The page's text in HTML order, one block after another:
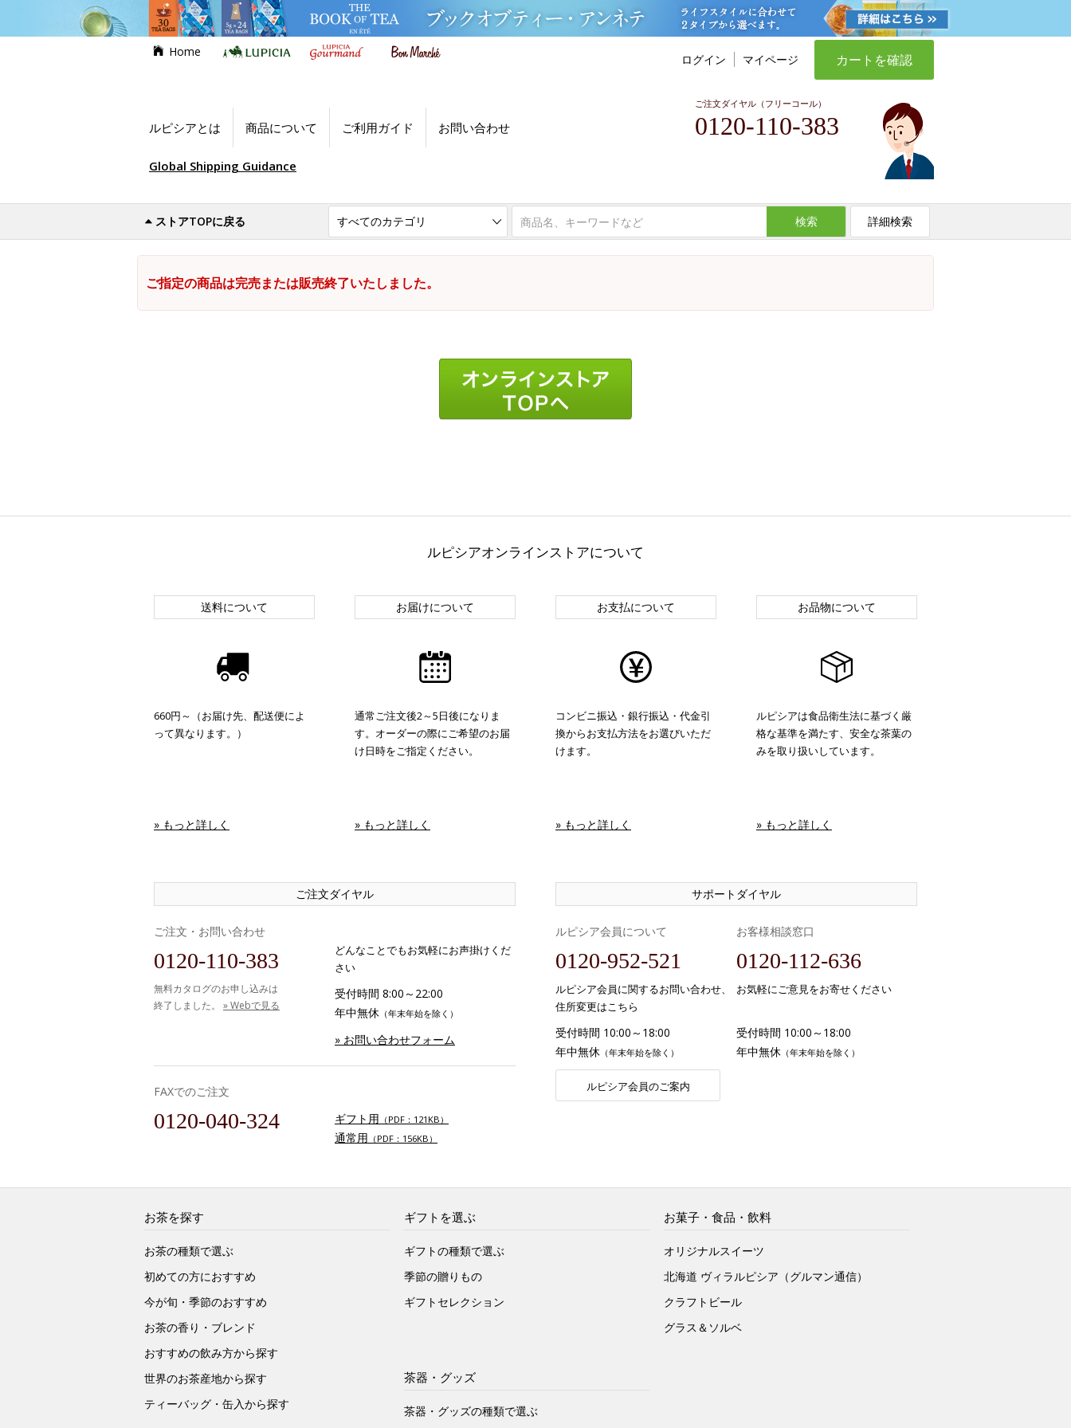
Home
ログイン マイページ カートを確認
ルピシアとは 商品について ご利用ガイド お問い合わせ
ご注文ダイヤル（フリーコール）
0120-110-383
Global Shipping Guidance
ストアTOPに戻る 検索 詳細検索
ご指定の商品は完売または販売終了いたしました。
ルピシアオンラインストアについて
送料について
660円～（お届け先、配送便によ
って異なります。）
» もっと詳しく
お届けについて
通常ご注文後2～5日後になりま
す。オーダーの際にご希望のお届
け日時をご指定ください。
» もっと詳しく
お支払について
コンビニ振込・銀行振込・代金引
換からお支払方法をお選びいただ
けます。
» もっと詳しく
お品物について
ルピシアは食品衛生法に基づく厳
格な基準を満たす、安全な茶葉の
みを取り扱いしています。
» もっと詳しく
ご注文ダイヤル
ご注文・お問い合わせ
0120-110-383
無料カタログのお申し込みは
終了しました。 » Webで見る
どんなことでもお気軽にお声掛けくだ
さい
受付時間 8:00～22:00
年中無休 （年末年始を除く）
» お問い合わせフォーム
FAXでのご注文
0120-040-324 ギフト用 （PDF：121KB）
通常用 （PDF：156KB）
サポートダイヤル
ルピシア会員について
0120-952-521
ルピシア会員に関するお問い合わせ、
住所変更はこちら
受付時間 10:00～18:00
年中無休 （年末年始を除く）
ルピシア会員のご案内
お客様相談窓口
0120-112-636
お気軽にご意見をお寄せください
受付時間 10:00～18:00
年中無休 （年末年始を除く）
お茶を探す
お茶の種類で選ぶ
初めての方におすすめ
今が旬・季節のおすすめ
お茶の香り・ブレンド
おすすめの飲み方から探す
世界のお茶産地から探す
ティーバッグ・缶入から探す
ギフトを選ぶ
ギフトの種類で選ぶ
季節の贈りもの
ギフトセレクション
お菓子・食品・飲料
オリジナルスイーツ
北海道 ヴィラルピシア（グルマン通信）
クラフトビール
グラス＆ソルベ
茶器・グッズ
茶器・グッズの種類で選ぶ